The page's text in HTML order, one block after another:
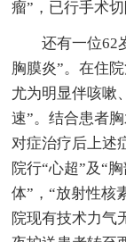
瘤”，已行手术
还有一位62岁
胸膜炎”。在住
尤为明显伴咳嗽
速”。结合患者
对症治疗后上述
院行“心超”及“
体”，“放射性核
院现有技术力气